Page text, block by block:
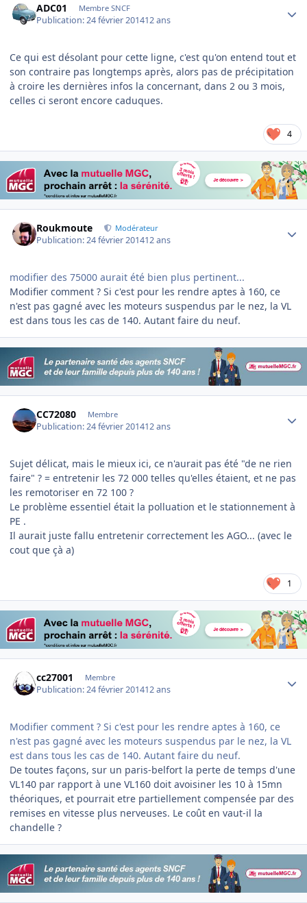
ADC01 Membre SNCF
Publication:24 février 201412 ans
Ce qui est désolant pour cette ligne, c'est qu'on entend tout et
son contraire pas longtemps après, alors pas de précipitation
à croire les dernières infos la concernant, dans 2 ou 3 mois,
celles ci seront encore caduques.
4
Roukmoute Modérateur
Publication:24 février 201412 ans
modifier des 75000 aurait été bien plus pertinent...
Modifier comment ? Si c'est pour les rendre aptes à 160, ce
n'est pas gagné avec les moteurs suspendus par le nez, la VL
est dans tous les cas de 140. Autant faire du neuf.
CC72080 Membre
Publication:24 février 201412 ans
Sujet délicat, mais le mieux ici, ce n'aurait pas été "de ne rien
faire" ? = entretenir les 72 000 telles qu'elles étaient, et ne pas
les remotoriser en 72 100 ?
Le problème essentiel était la polluation et le stationnement à
PE .
Il aurait juste fallu entretenir correctement les AGO... (avec le
cout que çà a)
1
cc27001 Membre
Publication:24 février 201412 ans
Modifier comment ? Si c'est pour les rendre aptes à 160, ce
n'est pas gagné avec les moteurs suspendus par le nez, la VL
est dans tous les cas de 140. Autant faire du neuf.
De toutes façons, sur un paris-belfort la perte de temps d'une
VL140 par rapport à une VL160 doit avoisiner les 10 à 15mn
théoriques, et pourrait etre partiellement compensée par des
remises en vitesse plus nerveuses. Le coût en vaut-il la
chandelle ?